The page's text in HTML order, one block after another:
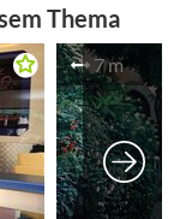
Thema
7 m